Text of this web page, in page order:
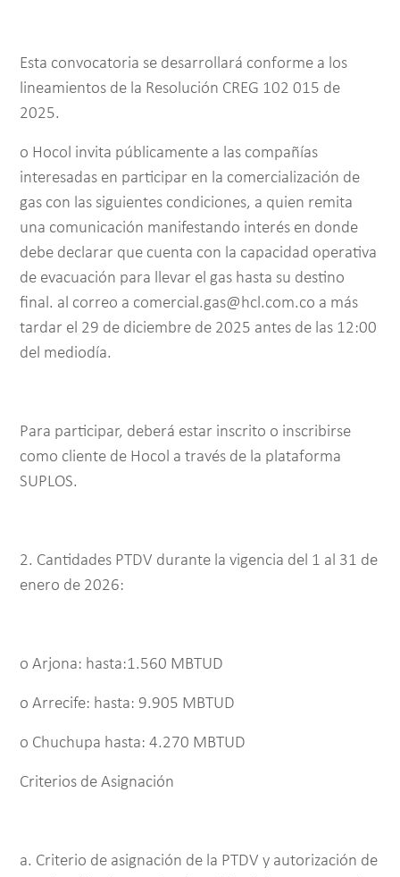
Esta convocatoria se desarrollará conforme a los
lineamientos de la Resolución CREG 102 015 de
2025.
o Hocol invita públicamente a las compañías
interesadas en participar en la comercialización de
gas con las siguientes condiciones, a quien remita
una comunicación manifestando interés en donde
debe declarar que cuenta con la capacidad operativa
de evacuación para llevar el gas hasta su destino
final. al correo a comercial.gas@hcl.com.co a más
tardar el 29 de diciembre de 2025 antes de las 12:00
del mediodía.
Para participar, deberá estar inscrito o inscribirse
como cliente de Hocol a través de la plataforma
SUPLOS.
2. Cantidades PTDV durante la vigencia del 1 al 31 de
enero de 2026:
o Arjona: hasta:1.560 MBTUD
o Arrecife: hasta: 9.905 MBTUD
o Chuchupa hasta: 4.270 MBTUD
Criterios de Asignación
a. Criterio de asignación de la PTDV y autorización de